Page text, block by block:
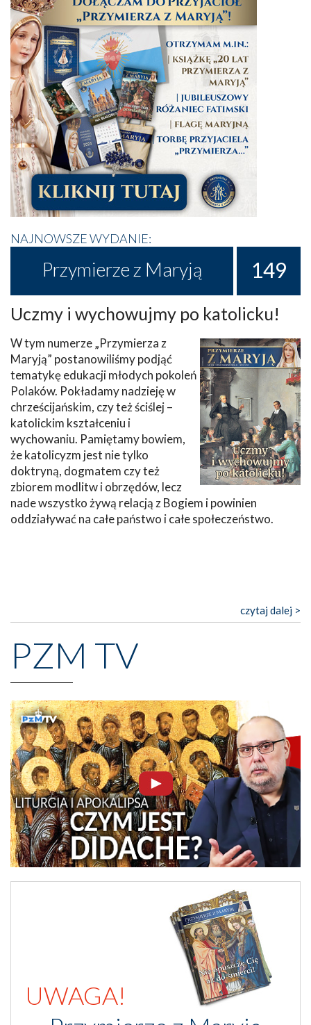
NAJNOWSZE WYDANIE:
Przymierze z Maryją 149
Uczmy i wychowujmy po katolicku!
W tym numerze „Przymierza z
Maryją” postanowiliśmy podjąć
tematykę edukacji młodych pokoleń
Polaków. Pokładamy nadzieję w
chrześcijańskim, czy też ściślej –
katolickim kształceniu i
wychowaniu. Pamiętamy bowiem,
że katolicyzm jest nie tylko
doktryną, dogmatem czy też
zbiorem modlitw i obrzędów, lecz
nade wszystko żywą relacją z Bogiem i powinien
oddziaływać na całe państwo i całe społeczeństwo.
czytaj dalej >
PZM TV
UWAGA!